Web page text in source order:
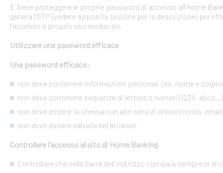
E’ bene proteggere le proprie password di accesso all’Home
genera l’OTP (vedere apposita sezione per la descrizione) per
l’accesso a proprio uso esclusivo.
Utilizzare una password efficace
Una password efficace:
non deve contenere informazioni personali (es. nome e
non deve contenere sequenze di lettere o numeri (1234, abcd...)
non deve essere la stessa con altri servizi online (conto,
non deve essere salvata nel browser
Controllare l’accesso al sito di Home Banking
Controllare che nella barra dell'indirizzo compaia sempre la